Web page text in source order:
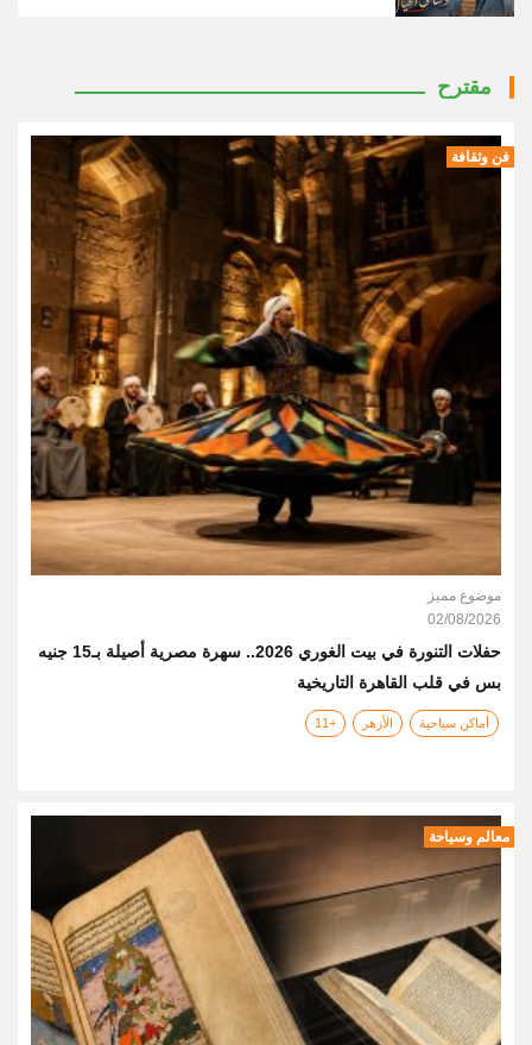
مقترح
فن وثقافة
موضوع مميز
02/08/2026
حفلات التنورة في بيت الغوري 2026.. سهرة مصرية أصيلة بـ15 جنيه
بس في قلب القاهرة التاريخية
أماكن سياحية الأزهر +11
معالم وسياحة